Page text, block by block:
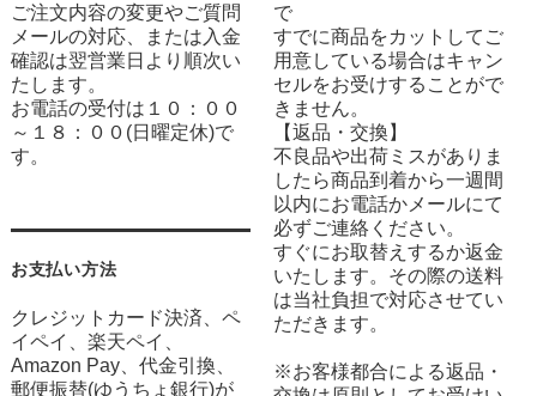
ご注文内容の変更やご質問
メールの対応、または入金
確認は翌営業日より順次い
たします。
お電話の受付は１０：００
～１８：００(日曜定休)で
す。
お支払い方法
クレジットカード決済、ペ
イペイ、楽天ペイ、
Amazon Pay、代金引換、
郵便振替(ゆうちょ銀行)が
で
すでに商品をカットしてご
用意している場合はキャン
セルをお受けすることがで
きません。
【返品・交換】
不良品や出荷ミスがありま
したら商品到着から一週間
以内にお電話かメールにて
必ずご連絡ください。
すぐにお取替えするか返金
いたします。その際の送料
は当社負担で対応させてい
ただきます。
※お客様都合による返品・